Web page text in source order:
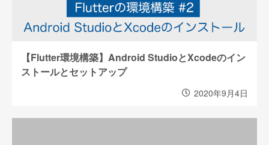
【Flutter環境構築】Android StudioとXcodeのイン
ストールとセットアップ
2020年9月4日